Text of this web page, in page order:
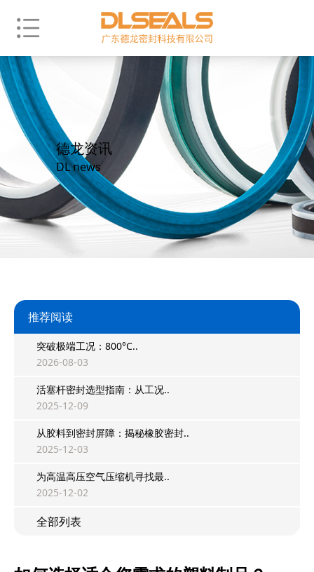
德龙资讯
DL news
推荐阅读
突破极端工况：800°C..
2026-08-03
活塞杆密封选型指南：从工况..
2025-12-09
从胶料到密封屏障：揭秘橡胶密封..
2025-12-03
为高温高压空气压缩机寻找最..
2025-12-02
全部列表